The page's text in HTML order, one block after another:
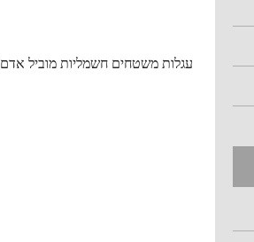
עגלות משטחים חשמליות מוביל אדם R100 6